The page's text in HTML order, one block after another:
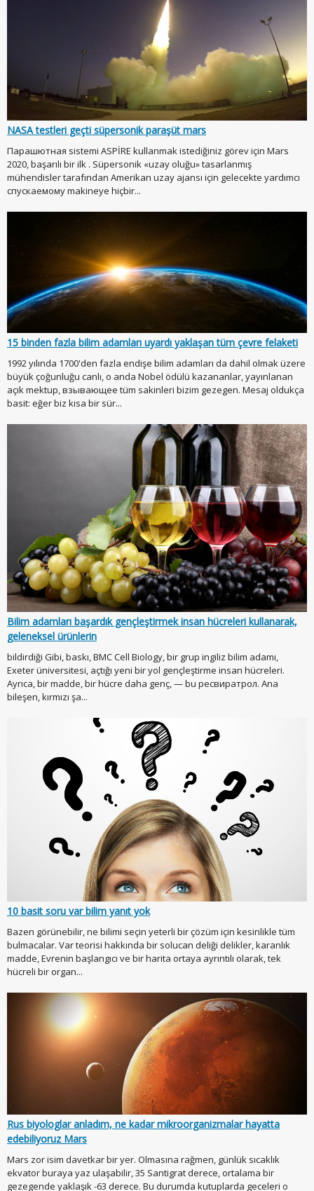
NASA testleri geçti süpersonik paraşüt mars
Парашютная sistemi ASPİRE kullanmak istediğiniz görev için Mars
2020, başarılı bir ilk . Süpersonik «uzay oluğu» tasarlanmış
mühendisler tarafından Amerikan uzay ajansı için gelecekte yardımcı
спускаемому makineye hiçbir...
15 binden fazla bilim adamları uyardı yaklaşan tüm çevre felaketi
1992 yılında 1700'den fazla endişe bilim adamları da dahil olmak üzere
büyük çoğunluğu canlı, o anda Nobel ödülü kazananlar, yayınlanan
açık mektup, взывающее tüm sakinleri bizim gezegen. Mesaj oldukça
basit: eğer biz kısa bir sür...
Bilim adamları başardık gençleştirmek insan hücreleri kullanarak,
geleneksel ürünlerin
bildirdiği Gibi, baskı, BMC Cell Biology, bir grup ingiliz bilim adamı,
Exeter üniversitesi, açtığı yeni bir yol gençleştirme insan hücreleri.
Ayrıca, bir madde, bir hücre daha genç, — bu ресвиратрол. Ana
bileşen, kırmızı şa...
10 basit soru var bilim yanıt yok
Bazen görünebilir, ne bilimi seçin yeterli bir çözüm için kesinlikle tüm
bulmacalar. Var teorisi hakkında bir solucan deliği delikler, karanlık
madde, Evrenin başlangıcı ve bir harita ortaya ayrıntılı olarak, tek
hücreli bir organ...
Rus biyologlar anladım, ne kadar mikroorganizmalar hayatta
edebiliyoruz Mars
Mars zor isim davetkar bir yer. Olmasına rağmen, günlük sıcaklık
ekvator buraya yaz ulaşabilir, 35 Santigrat derece, ortalama bir
gezegende yaklaşık -63 derece. Bu durumda kutuplarda geceleri o